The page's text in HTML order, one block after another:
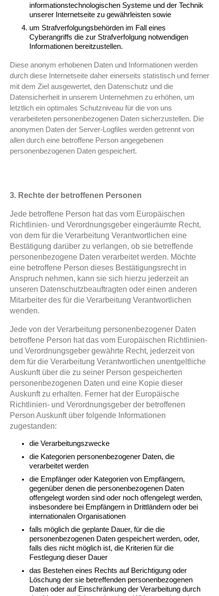
informationstechnologischen Systeme und der Technik
unserer Internetseite zu gewährleisten sowie
um Strafverfolgungsbehörden im Fall eines
Cyberangriffs die zur Strafverfolgung notwendigen
Informationen bereitzustellen.
Diese anonym erhobenen Daten und Informationen werden
durch diese Internetseite daher einerseits statistisch und ferner
mit dem Ziel ausgewertet, den Datenschutz und die
Datensicherheit in unserem Unternehmen zu erhöhen, um
letztlich ein optimales Schutzniveau für die von uns
verarbeiteten personenbezogenen Daten sicherzustellen. Die
anonymen Daten der Server-Logfiles werden getrennt von
allen durch eine betroffene Person angegebenen
personenbezogenen Daten gespeichert.
3. Rechte der betroffenen Personen
Jede betroffene Person hat das vom Europäischen
Richtlinien- und Verordnungsgeber eingeräumte Recht,
von dem für die Verarbeitung Verantwortlichen eine
Bestätigung darüber zu verlangen, ob sie betreffende
personenbezogene Daten verarbeitet werden. Möchte
eine betroffene Person dieses Bestätigungsrecht in
Anspruch nehmen, kann sie sich hierzu jederzeit an
unseren Datenschutzbeauftragten oder einen anderen
Mitarbeiter des für die Verarbeitung Verantwortlichen
wenden.
Jede von der Verarbeitung personenbezogener Daten
betroffene Person hat das vom Europäischen Richtlinien-
und Verordnungsgeber gewährte Recht, jederzeit von
dem für die Verarbeitung Verantwortlichen unentgeltliche
Auskunft über die zu seiner Person gespeicherten
personenbezogenen Daten und eine Kopie dieser
Auskunft zu erhalten. Ferner hat der Europäische
Richtlinien- und Verordnungsgeber der betroffenen
Person Auskunft über folgende Informationen
zugestanden:
die Verarbeitungszwecke
die Kategorien personenbezogener Daten, die
verarbeitet werden
die Empfänger oder Kategorien von Empfängern,
gegenüber denen die personenbezogenen Daten
offengelegt worden sind oder noch offengelegt werden,
insbesondere bei Empfängern in Drittländern oder bei
internationalen Organisationen
falls möglich die geplante Dauer, für die die
personenbezogenen Daten gespeichert werden, oder,
falls dies nicht möglich ist, die Kriterien für die
Festlegung dieser Dauer
das Bestehen eines Rechts auf Berichtigung oder
Löschung der sie betreffenden personenbezogenen
Daten oder auf Einschränkung der Verarbeitung durch